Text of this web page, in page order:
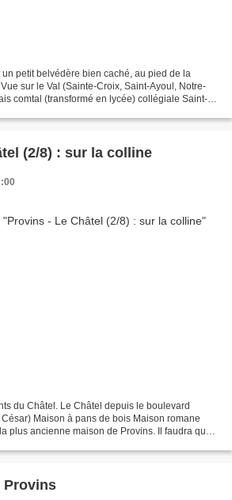
petit belvédère bien caché, au pied de la
sur le Val (Sainte-Croix, Saint-Ayoul, Notre-
comtal (transformé en lycée) collégiale Saint-
(2/8) : sur la colline
du Châtel. Le Châtel depuis le boulevard
Maison à pans de bois Maison romane
plus ancienne maison de Provins. Il faudra que
Provins